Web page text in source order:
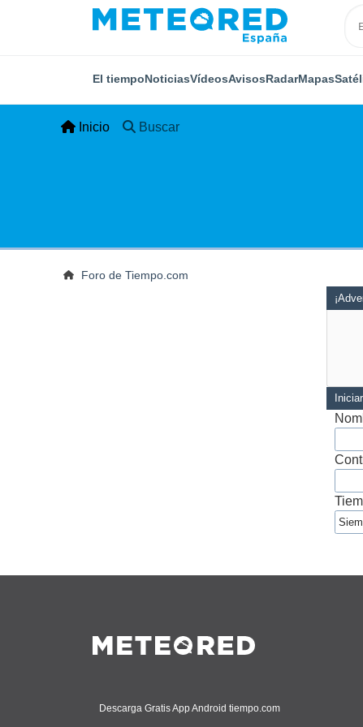
El tiempoNoticiasVídeosAvisosRadarMapas
Inicio Buscar
Foro de Tiempo.com
Descarga Gratis App Android tiempo.com